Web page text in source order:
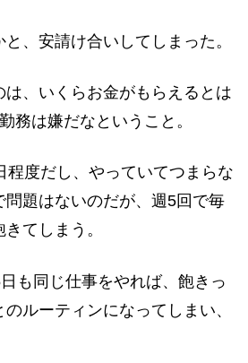
、安請け合いしてしまった。
、いくらお金がもらえるとは
務は嫌だなということ。
程度だし、やっていてつまらな
問題はないのだが、週5回で毎
てしまう。
も同じ仕事をやれば、飽きっ
ルーティンになってしまい、